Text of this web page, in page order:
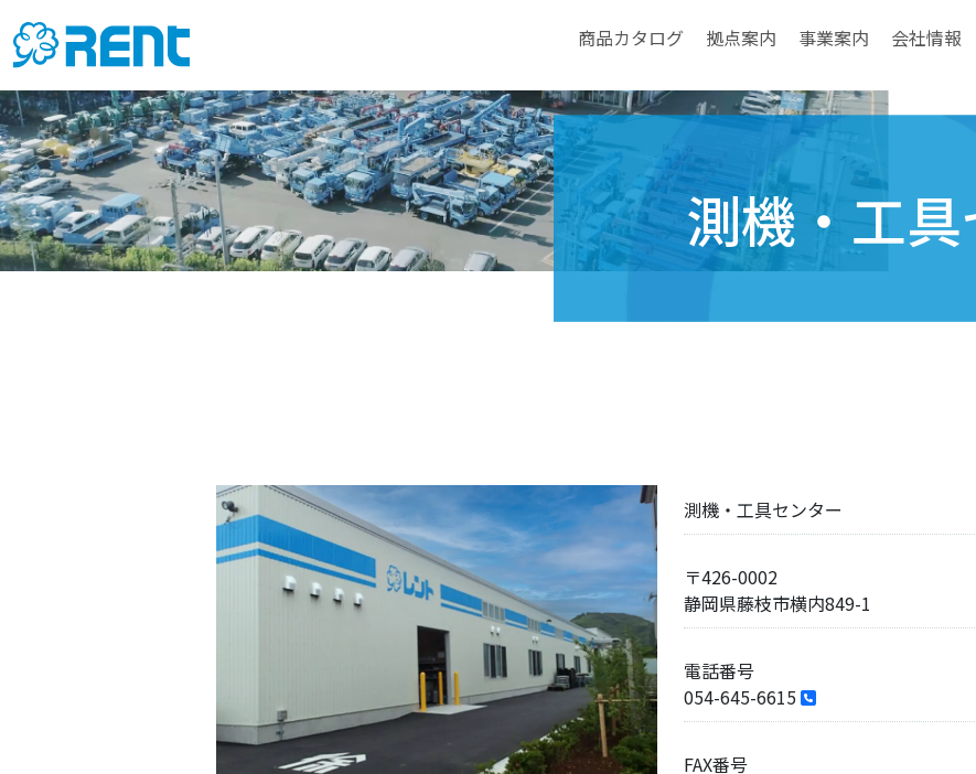
商品カタログ 拠点案内 事業案内 会社情報
測機・工
測機・工具センター
〒426-0002
静岡県藤枝市横内849-1
電話番号
054-645-6615
FAX番号